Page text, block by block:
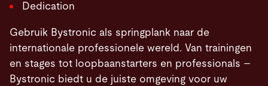
Dedication
Gebruik Bystronic als springplank naar de
internationale professionele wereld. Van trainingen
en stages tot loopbaanstarters en professionals –
Bystronic biedt u de juiste omgeving voor uw